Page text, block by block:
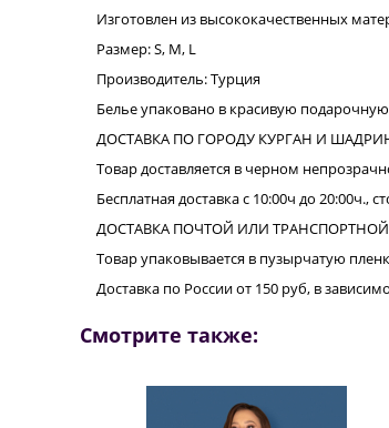
Изготовлен из высококачественных
Размер: S, M, L
Производитель: Турция
Белье упаковано в красивую
ДОСТАВКА ПО ГОРОДУ КУРГАН И
Товар доставляется в черном
Бесплатная доставка с 10:00ч до 20:00ч.,
ДОСТАВКА ПОЧТОЙ ИЛИ
Товар упаковывается в пузырчатую
Доставка по России от 150 руб, в
Смотрите также: